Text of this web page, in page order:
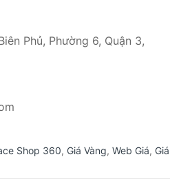
Phủ, Phường 6, Quận 3,
Shop 360, Giá Vàng, Web Giá, Giá